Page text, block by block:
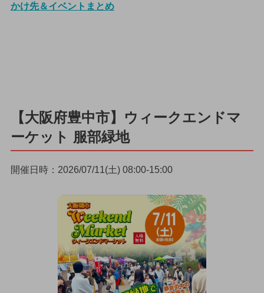
かけ先＆イベントまとめ
【大阪府豊中市】ウィークエンドマ
ーケット 服部緑地
開催日時：2026/07/11(土) 08:00-15:00